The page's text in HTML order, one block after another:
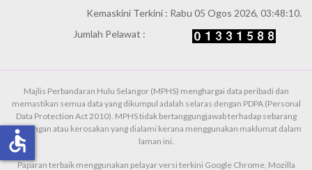
Kemaskini Terkini : Rabu 05 Ogos 2026, 03:48:10.
Jumlah Pelawat :
Majlis Perbandaran Hulu Selangor (MPHS) menghargai data peribadi dan
memastikan semua data yang dikumpul adalah selaras dengan PDPA (Personal
Data Protection Act 2010). MPHS tidak bertanggungjawab terhadap sebarang
kehilangan atau kerosakan yang dialami kerana menggunakan maklumat dalam
laman ini.
Paparan terbaik menggunakan pelayar versi terkini Google Chrome, Mozilla
accessible